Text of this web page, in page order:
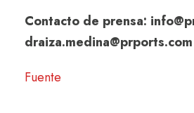
Contacto de prensa:
draiza.medina@prports.com
Fuente